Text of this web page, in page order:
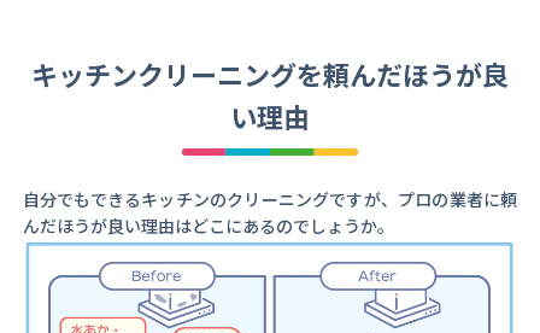
キッチンクリーニングを頼んだほうが良
い理由
自分でもできるキッチンのクリーニングですが、プロの業者に頼
んだほうが良い理由はどこにあるのでしょうか。